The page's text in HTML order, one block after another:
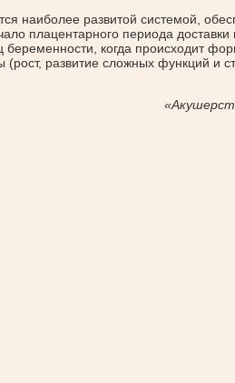
наиболее развитой системой,
плацентарного периода доставки
беременности, когда происходит
(рост, развитие сложных функций и